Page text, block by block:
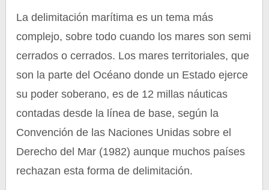
La delimitación marítima es un tema más
complejo, sobre todo cuando los mares son semi
cerrados o cerrados. Los mares territoriales, que
son la parte del Océano donde un Estado ejerce
su poder soberano, es de 12 millas náuticas
contadas desde la línea de base, según la
Convención de las Naciones Unidas sobre el
Derecho del Mar (1982) aunque muchos países
rechazan esta forma de delimitación.